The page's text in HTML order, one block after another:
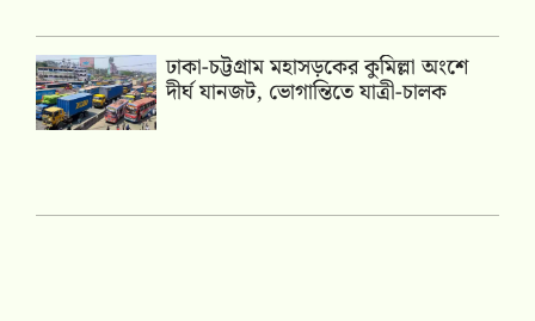
ঢাকা-চট্টগ্রাম মহাসড়কের কুমিল্লা অংশে
দীর্ঘ যানজট, ভোগান্তিতে যাত্রী-চালক